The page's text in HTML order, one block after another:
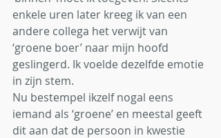
enkele uren later kreeg ik van een
andere collega het verwijt van
‘groene boer’ naar mijn hoofd
geslingerd. Ik voelde dezelfde emotie
in zijn stem.
Nu bestempel ikzelf nogal eens
iemand als ‘groene’ en meestal geeft
dit aan dat de persoon in kwestie